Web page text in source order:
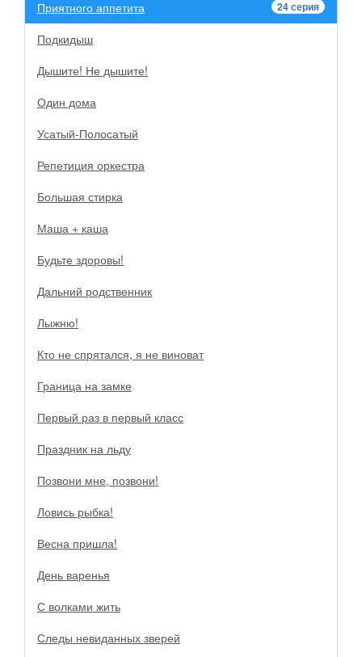
24 серия
Приятного аппетита
Подкидыш
Дышите! Не дышите!
Один дома
Усатый-Полосатый
Репетиция оркестра
Большая стирка
Маша + каша
Будьте здоровы!
Дальний родственник
Лыжню!
Кто не спрятался, я не виноват
Граница на замке
Первый раз в первый класс
Праздник на льду
Позвони мне, позвони!
Ловись рыбка!
Весна пришла!
День варенья
С волками жить
Следы невиданных зверей